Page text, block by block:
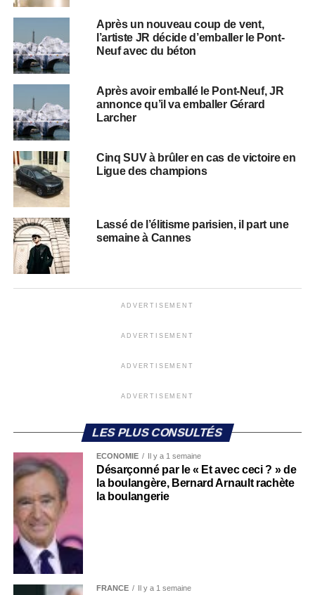
Après un nouveau coup de vent,
l’artiste JR décide d’emballer le Pont-
Neuf avec du béton
Après avoir emballé le Pont-Neuf, JR
annonce qu’il va emballer Gérard
Larcher
Cinq SUV à brûler en cas de victoire en
Ligue des champions
Lassé de l’élitisme parisien, il part une
semaine à Cannes
ADVERTISEMENT
ADVERTISEMENT
ADVERTISEMENT
ADVERTISEMENT
LES PLUS CONSULTÉS
ECONOMIE Il y a 1 semaine
Désarçonné par le « Et avec ceci ? » de
la boulangère, Bernard Arnault rachète
la boulangerie
FRANCE Il y a 1 semaine